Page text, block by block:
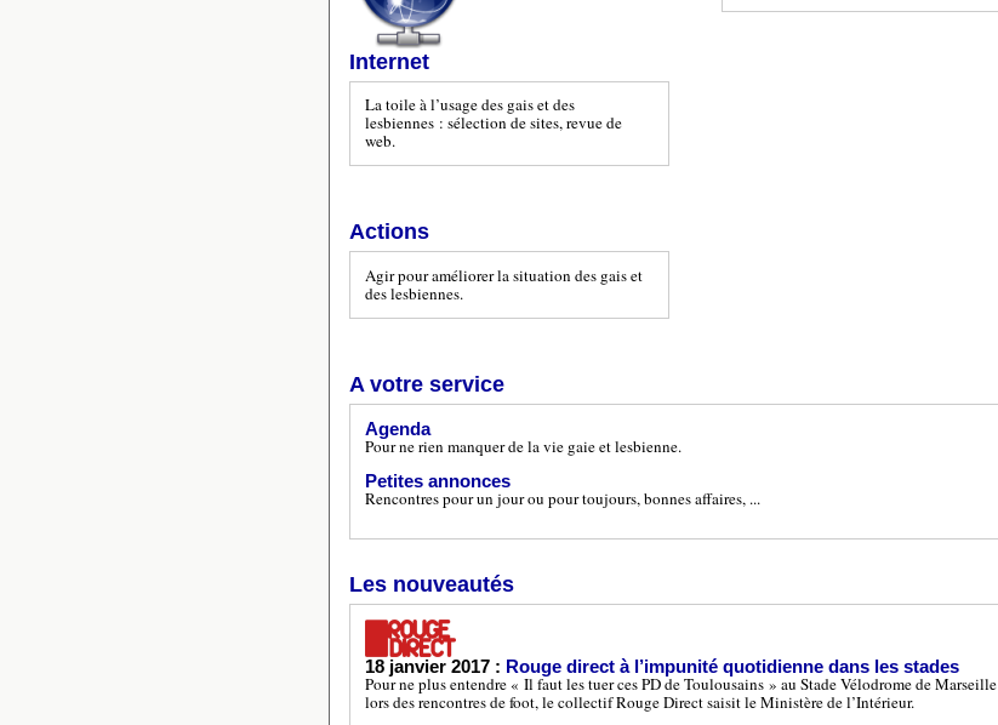
Internet
La toile à l’usage des gais et des
lesbiennes : sélection de sites, revue de
web.
Actions
Agir pour améliorer la situation des gais et
des lesbiennes.
A votre service
Agenda
Pour ne rien manquer de la vie gaie et lesbienne.
Petites annonces
Rencontres pour un jour ou pour toujours, bonnes affaires, ...
Les nouveautés
18 janvier 2017 : Rouge direct à l’impunité quotidienne dans les stades
Pour ne plus entendre « Il faut les tuer ces PD de Toulousains » au Stade Vélodrome de Marseille
lors des rencontres de foot, le collectif Rouge Direct saisit le Ministère de l’Intérieur.